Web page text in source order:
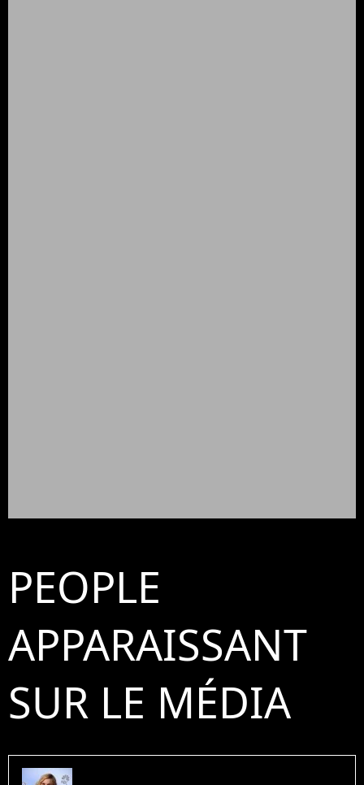
PEOPLE
APPARAISSANT
SUR LE MÉDIA